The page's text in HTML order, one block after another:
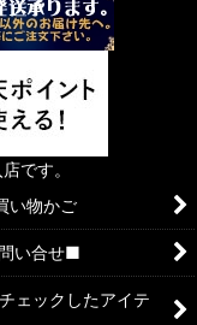
です。
い物かご
い合せ■
ェックしたアイテ